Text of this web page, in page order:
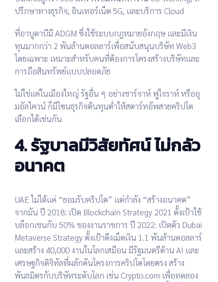
ปรึกษาทางธุรกิจ, อินเทอร์เน็ต 5G, และบริการ Cloud
ที่อาบูดาบีมี ADGM ซึ่งใช้ระบบกฎหมายอังกฤษ และมีเงิน
ทุนมากกว่า 2 พันล้านดอลลาร์เพื่อสนับสนุนบริษัท Web3
โดยเฉพาะ เหมาะสำหรับคนที่ต้องการโครงสร้างบริษัทและ
การถือสินทรัพย์แบบปลอดภัย
ไม่ใช่แค่ในเมืองใหญ่ รัฐอื่น ๆ อย่างชาร์จาห์ ฟูไจราห์ หรืออุ
มอัลไควน์ ก็มีโซนธุรกิจต้นทุนต่ำให้สตาร์ทอัพสายคริปโต
เลือกได้เช่นกัน
4. รัฐบาลมีวิสัยทัศน์ ไม่กลัว
อนาคต
UAE ไม่ได้แค่ “ยอมรับคริปโต” แต่กำลัง “สร้างอนาคต”
จากมัน ปี 2018: เปิด Blockchain Strategy 2021 ตั้งเป้าใช้
บล็อกเชนกับ 50% ของงานราชการ ปี 2022: เปิดตัว Dubai
Metaverse Strategyตั้งเป้าดึงเม็ดเงิน 1.1 พันล้านดอลลาร์
และสร้าง 40,000 งานในโลกเสมือน มีรัฐมนตรีด้าน AI และ
เศรษฐกิจดิจิทัลที่ผลักดันโครงการคริปโตโดยตรง สร้าง
พันธมิตรกับบริษัทระดับโลก เช่น Crypto.com เพื่อทดลอง